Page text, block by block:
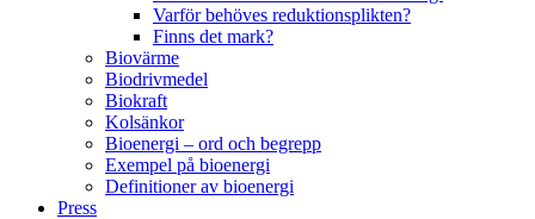
Varför behöves reduktionsplikten?
Finns det mark?
Biovärme
Biodrivmedel
Biokraft
Kolsänkor
Bioenergi – ord och begrepp
Exempel på bioenergi
Definitioner av bioenergi
Press